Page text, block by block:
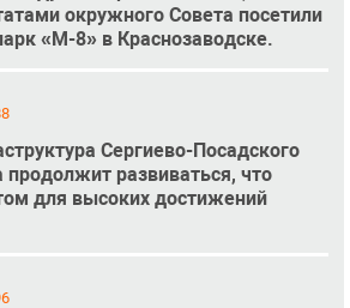
окружного Совета посетили
«М-8» в Краснозаводске.
Сергиево-Посадского
продолжит развиваться, что
для высоких достижений